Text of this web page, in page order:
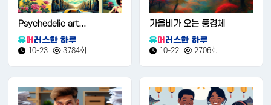
Psychedelic art...
10-23 3784회
가을비가 오는 풍경체
10-22 2706회